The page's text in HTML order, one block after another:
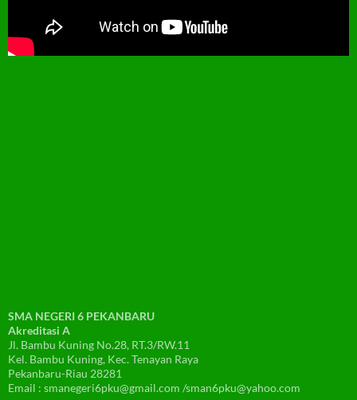
SMA NEGERI 6 PEKANBARU
Akreditasi A
Jl. Bambu Kuning No.28, RT.3/RW.11
Kel. Bambu Kuning, Kec. Tenayan Raya
Pekanbaru-Riau 28281
Email : smanegeri6pku@gmail.com /sman6pku@yahoo.com